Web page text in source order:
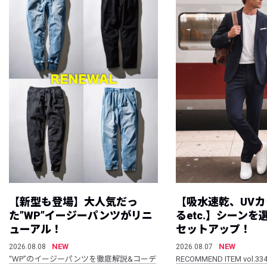
【新型も登場】大人気だっ
た”WP”イージーパンツがリニ
ューアル！
2026.08.08
NEW
“WP”のイージーパンツを徹底解説&コーデ
【吸水速乾、UV
るetc.】シーンを
セットアップ！
2026.08.07
NEW
RECOMMEND ITEM vol.334